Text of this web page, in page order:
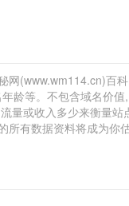
(www.wm114.cn)百
龄等。不包含域名价
或收入多少来衡量站
有数据资料将成为你